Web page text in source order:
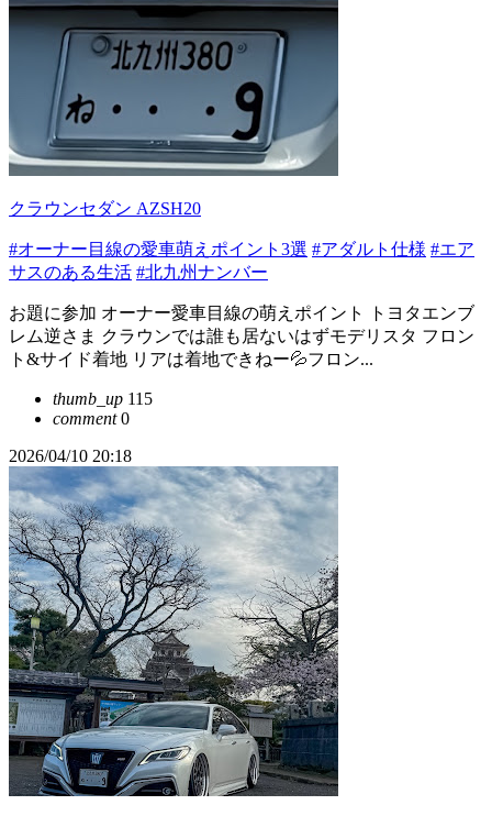
クラウンセダン AZSH20
#オーナー目線の愛車萌えポイント3選 #アダルト仕様 #エア
サスのある生活 #北九州ナンバー
お題に参加 オーナー愛車目線の萌えポイント トヨタエンブ
レム逆さま クラウンでは誰も居ないはずモデリスタ フロン
ト&サイド着地 リアは着地できねー💦フロン...
thumb_up 115
comment0
2026/04/10 20:18